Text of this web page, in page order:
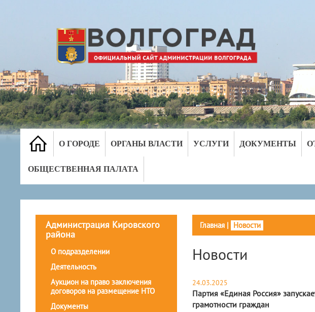
О ГОРОДЕ ОРГАНЫ ВЛАСТИ УСЛУГИ ДОКУМЕНТЫ
ОБЩЕСТВЕННАЯ ПАЛАТА
Администрация Кировского
района
О подразделении
Деятельность
Аукцион на право заключения
договоров на размещение НТО
Документы
Главная| Новости
Новости
24.03.2025
Партия «Единая Россия»
грамотности граждан